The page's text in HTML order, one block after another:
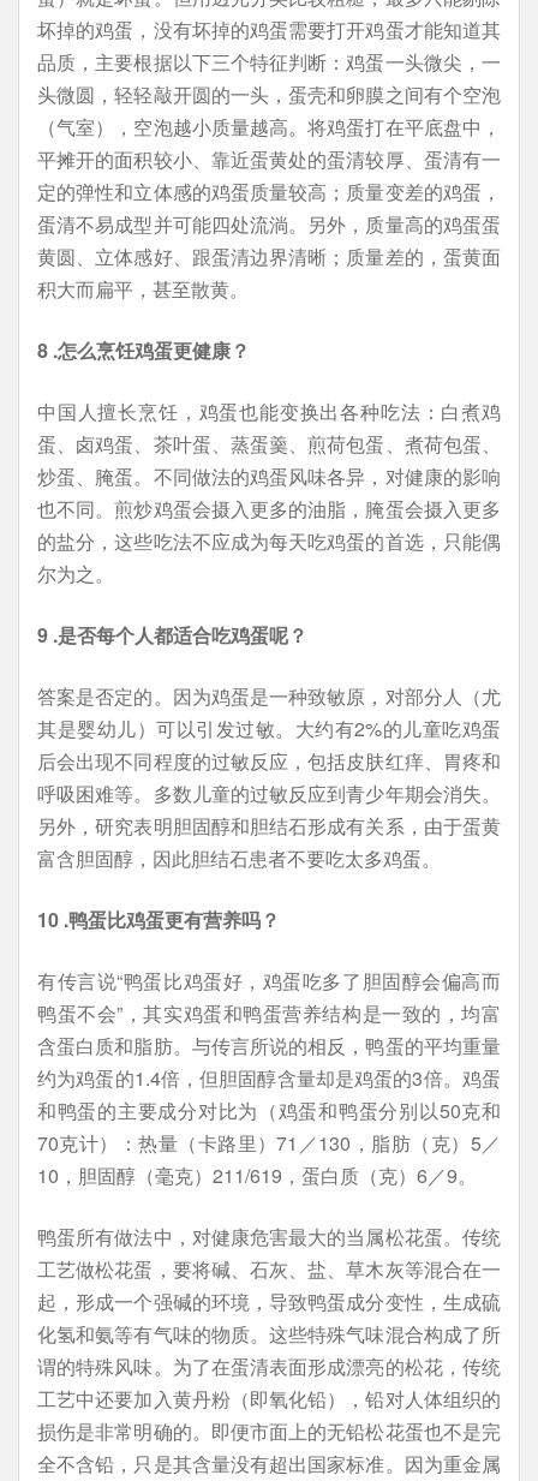
坏掉的鸡蛋，没有坏掉的鸡蛋需要打开鸡蛋才能知道其
品质，主要根据以下三个特征判断：鸡蛋一头微尖，一
头微圆，轻轻敲开圆的一头，蛋壳和卵膜之间有个空泡
（气室），空泡越小质量越高。将鸡蛋打在平底盘中，
平摊开的面积较小、靠近蛋黄处的蛋清较厚、蛋清有一
定的弹性和立体感的鸡蛋质量较高；质量变差的鸡蛋，
蛋清不易成型并可能四处流淌。另外，质量高的鸡蛋蛋
黄圆、立体感好、跟蛋清边界清晰；质量差的，蛋黄面
积大而扁平，甚至散黄。
8 .怎么烹饪鸡蛋更健康？
中国人擅长烹饪，鸡蛋也能变换出各种吃法：白煮鸡
蛋、卤鸡蛋、茶叶蛋、蒸蛋羹、煎荷包蛋、煮荷包蛋、
炒蛋、腌蛋。不同做法的鸡蛋风味各异，对健康的影响
也不同。煎炒鸡蛋会摄入更多的油脂，腌蛋会摄入更多
的盐分，这些吃法不应成为每天吃鸡蛋的首选，只能偶
尔为之。
9 .是否每个人都适合吃鸡蛋呢？
答案是否定的。因为鸡蛋是一种致敏原，对部分人（尤
其是婴幼儿）可以引发过敏。大约有2%的儿童吃鸡蛋
后会出现不同程度的过敏反应，包括皮肤红痒、胃疼和
呼吸困难等。多数儿童的过敏反应到青少年期会消失。
另外，研究表明胆固醇和胆结石形成有关系，由于蛋黄
富含胆固醇，因此胆结石患者不要吃太多鸡蛋。
10 .鸭蛋比鸡蛋更有营养吗？
有传言说“鸭蛋比鸡蛋好，鸡蛋吃多了胆固醇会偏高而
鸭蛋不会”，其实鸡蛋和鸭蛋营养结构是一致的，均富
含蛋白质和脂肪。与传言所说的相反，鸭蛋的平均重量
约为鸡蛋的1.4倍，但胆固醇含量却是鸡蛋的3倍。鸡蛋
和鸭蛋的主要成分对比为（鸡蛋和鸭蛋分别以50克和
70克计）：热量（卡路里）71／130，脂肪（克）5／
10，胆固醇（毫克）211/619，蛋白质（克）6／9。
鸭蛋所有做法中，对健康危害最大的当属松花蛋。传统
工艺做松花蛋，要将碱、石灰、盐、草木灰等混合在一
起，形成一个强碱的环境，导致鸭蛋成分变性，生成硫
化氢和氨等有气味的物质。这些特殊气味混合构成了所
谓的特殊风味。为了在蛋清表面形成漂亮的松花，传统
工艺中还要加入黄丹粉（即氧化铅），铅对人体组织的
损伤是非常明确的。即便市面上的无铅松花蛋也不是完
全不含铅，只是其含量没有超出国家标准。因为重金属